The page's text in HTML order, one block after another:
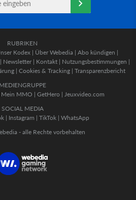
RUBRIKEN
Kodex | Über Webedia | Abo kündigen |
| Newsletter | Kontakt | Nutzungsbestimmungen |
| Cookies & Tracking | Transparenzbericht
MEDIENGRUPPE
Mein MMO | GetHero | Jeuxvideo.com
SOCIAL MEDIA
| Instagram | TikTok | WhatsApp
- alle Rechte vorbehalten